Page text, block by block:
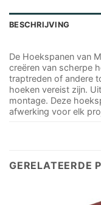
BESCHRIJVING
De Hoekspanen van
creëren van scherpe
traptreden of andere
hoeken vereist zijn.
montage. Deze
afwerking voor elk
GERELATEERDE